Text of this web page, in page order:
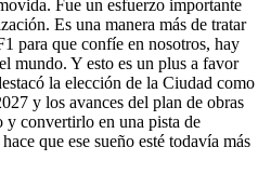
Fue un esfuerzo importante
Es una manera más de tratar
para que confíe en nosotros, hay
mundo. Y esto es un plus a favor
la elección de la Ciudad como
y los avances del plan de obras
convertirlo en una pista de
que ese sueño esté todavía más